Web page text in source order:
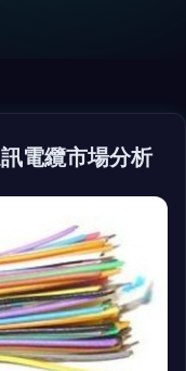
電纜市場分析